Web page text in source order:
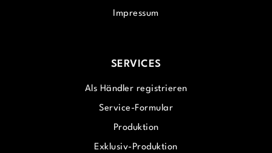
Impressum
SERVICES
Als Händler registrieren
Service-Formular
Produktion
Exklusiv-Produktion